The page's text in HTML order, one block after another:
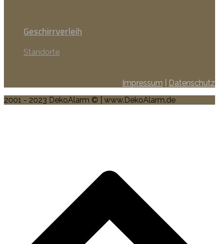
Geschirrverleih
Standorte
Impressum
Datenschutz
2001 - 2023 DekoAlarm © | www.DekoAlarm.de